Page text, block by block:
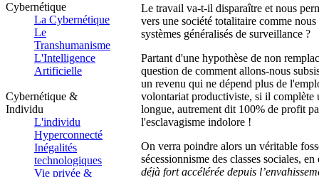
Cybernétique
La Cybernétique
Le
Transhumanisme
L'Intelligence
Artificielle
Cybernétique &
Individu
L'individu
Hyperconnecté
Inégalités
technologiques
Vie privée &
Le travail va-t-il disparaître et nous
vers une société totalitaire comme
systèmes généralisés de surveillance ?
Partant d'une hypothèse de non
question de comment allons-nous
un revenu qui ne dépend plus de
volontariat productiviste, si il complète
longue, autrement dit 100% de profit
l'esclavagisme indolore !
On verra poindre alors un véritable
sécessionnisme des classes sociales,
déjà fort accélérée depuis